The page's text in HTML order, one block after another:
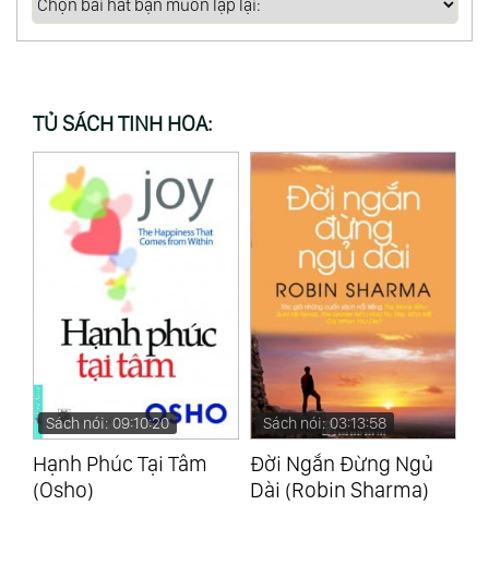
TỦ SÁCH TINH HOA:
Sách nói: 09:10:20
Hạnh Phúc Tại Tâm
(Osho)
Sách nói: 03:13:58
Đời Ngắn Đừng Ngủ
Dài (Robin Sharma)